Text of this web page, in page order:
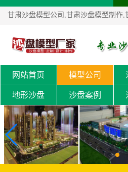
甘肃沙盘模型公司,甘肃沙盘模型制作
沙盘厂家！
网站首页 模型公司
地形沙盘 沙盘案例